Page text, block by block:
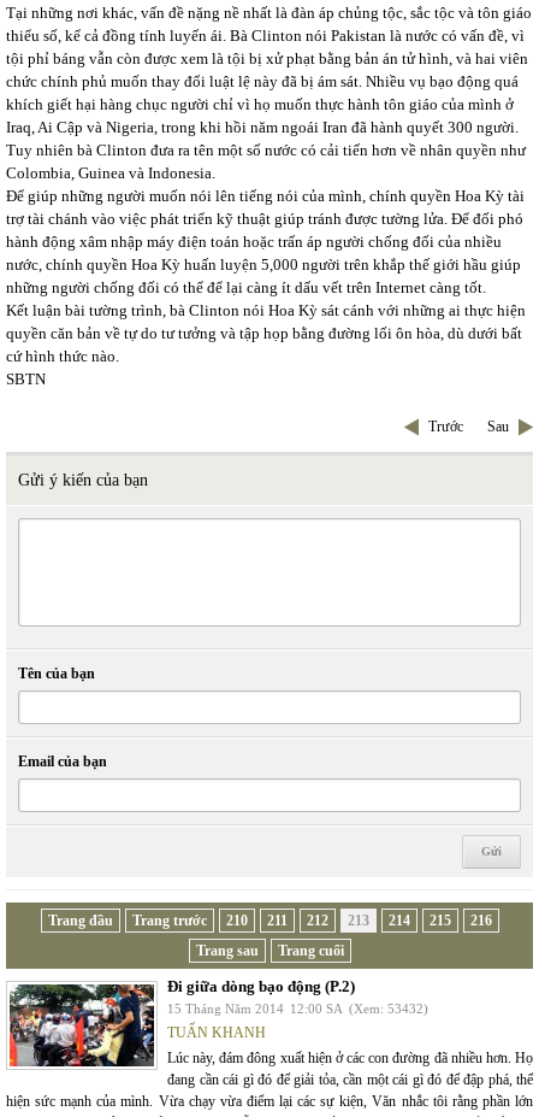
Tại những nơi khác, vấn đề nặng nề nhất là đàn áp chủng tộc, sắc tộc và tôn giáo
thiểu số, kể cả đồng tính luyến ái. Bà Clinton nói Pakistan là nước có vấn đề, vì
tội phỉ báng vẫn còn được xem là tội bị xử phạt bằng bản án tử hình, và hai viên
chức chính phủ muốn thay đổi luật lệ này đã bị ám sát. Nhiều vụ bạo động quá
khích giết hại hàng chục người chỉ vì họ muốn thực hành tôn giáo của mình ở
Iraq, Ai Cập và Nigeria, trong khi hồi năm ngoái Iran đã hành quyết 300 người.
Tuy nhiên bà Clinton đưa ra tên một số nước có cải tiến hơn về nhân quyền như
Colombia, Guinea và Indonesia.
Để giúp những người muốn nói lên tiếng nói của mình, chính quyền Hoa Kỳ tài
trợ tài chánh vào việc phát triển kỹ thuật giúp tránh được tường lửa. Để đối phó
hành động xâm nhập máy điện toán hoặc trấn áp người chống đối của nhiều
nước, chính quyền Hoa Kỳ huấn luyện 5,000 người trên khắp thế giới hầu giúp
những người chống đối có thể để lại càng ít dấu vết trên Internet càng tốt.
Kết luận bài tường trình, bà Clinton nói Hoa Kỳ sát cánh với những ai thực hiện
quyền căn bản về tự do tư tưởng và tập họp bằng đường lối ôn hòa, dù dưới bất
cứ hình thức nào.
SBTN
Trước Sau
Gửi ý kiến của bạn
Tên của bạn
Email của bạn
Trang đầu Trang trước 210 211 212 213 214 215
216
Trang sau
Trang cuối
Đi giữa dòng bạo động (P.2)
15 Tháng Năm 2014 12:00 SA (Xem: 53432)
TUẤN KHANH
Lúc này, đám đông xuất hiện ở các con đường đã nhiều hơn. Họ
đang cần cái gì đó để giải tỏa, cần một cái gì đó để đập phá, thể
hiện sức mạnh của mình. Vừa chạy vừa điểm lại các sự kiện, Văn nhắc tôi rằng phần lớn